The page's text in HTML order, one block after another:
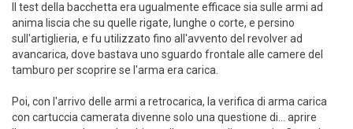
Il test della bacchetta era ugualmente efficace sia sulle armi ad
anima liscia che su quelle rigate, lunghe o corte, e persino
sull'artiglieria, e fu utilizzato fino all'avvento del revolver ad
avancarica, dove bastava uno sguardo frontale alle camere del
tamburo per scoprire se l'arma era carica.
Poi, con l'arrivo delle armi a retrocarica, la verifica di arma carica
con cartuccia camerata divenne solo una questione di... aprire